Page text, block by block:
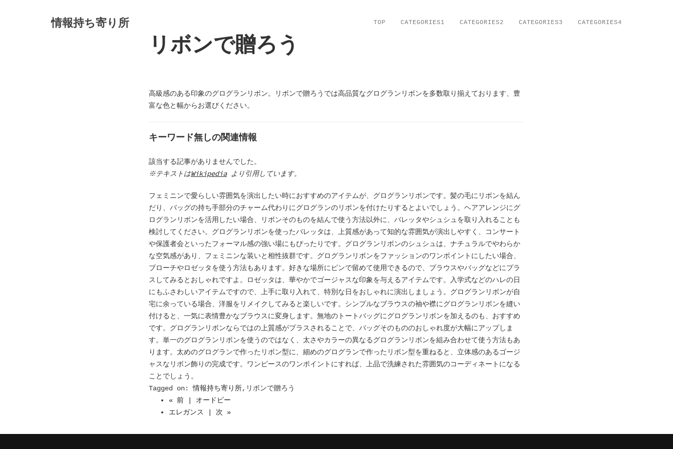
情報持ち寄り所 TOP CATEGORIES1 CATEGORIES2 CATEGORIES3 CATEGORIES4
リボンで贈ろう
高級感のある印象のグログランリボン。リボンで贈ろうでは高品質なグログランリボンを多数取り揃えております、豊
富な色と幅からお選びください。
キーワード無しの関連情報
該当する記事がありませんでした。
※テキストはWikipediaより引用しています。
フェミニンで愛らしい雰囲気を演出したい時におすすめのアイテムが、グログランリボンです。髪の毛にリボンを結ん
だり、バッグの持ち手部分のチャーム代わりにグログランのリボンを付けたりするとよいでしょう。ヘアアレンジにグ
ログランリボンを活用したい場合、リボンそのものを結んで使う方法以外に、バレッタやシュシュを取り入れることも
検討してください。グログランリボンを使ったバレッタは、上質感があって知的な雰囲気が演出しやすく、コンサート
や保護者会といったフォーマル感の強い場にもぴったりです。グログランリボンのシュシュは、ナチュラルでやわらか
な空気感があり、フェミニンな装いと相性抜群です。グログランリボンをファッションのワンポイントにしたい場合、
ブローチやロゼッタを使う方法もあります。好きな場所にピンで留めて使用できるので、ブラウスやバッグなどにプラ
スしてみるとおしゃれですよ。ロゼッタは、華やかでゴージャスな印象を与えるアイテムです。入学式などのハレの日
にもふさわしいアイテムですので、上手に取り入れて、特別な日をおしゃれに演出しましょう。グログランリボンが自
宅に余っている場合、洋服をリメイクしてみると楽しいです。シンプルなブラウスの袖や襟にグログランリボンを縫い
付けると、一気に表情豊かなブラウスに変身します。無地のトートバッグにグログランリボンを加えるのも、おすすめ
です。グログランリボンならではの上質感がプラスされることで、バッグそのもののおしゃれ度が大幅にアップしま
す。単一のグログランリボンを使うのではなく、太さやカラーの異なるグログランリボンを組み合わせて使う方法もあ
ります。太めのグログランで作ったリボン型に、細めのグログランで作ったリボン型を重ねると、立体感のあるゴージ
ャスなリボン飾りの完成です。ワンピースのワンポイントにすれば、上品で洗練された雰囲気のコーディネートになる
ことでしょう。
Tagged on:情報持ち寄り所,リボンで贈ろう
« 前 | オードビー
エレガンス | 次 »